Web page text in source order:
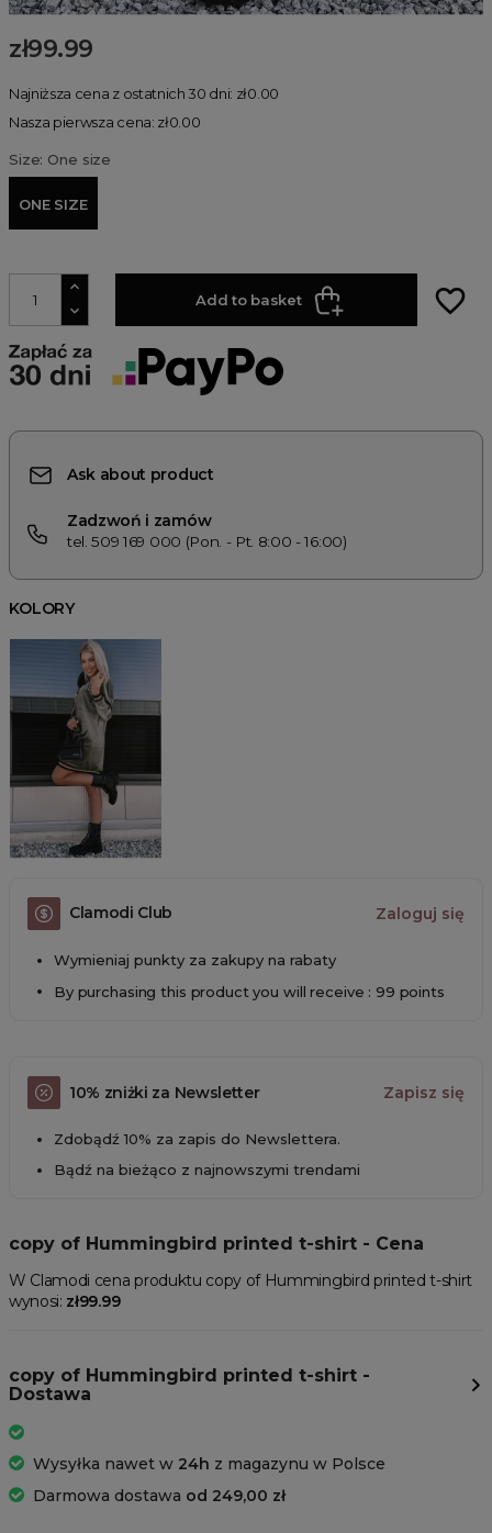
zł99.99
Najniższa cena z ostatnich 30 dni: zł0.00
Nasza pierwsza cena: zł0.00
Size: One size
ONE SIZE
Add to basket favorite_border
Ask about product
Zadzwoń i zamów
tel. 509 169 000 (Pon. - Pt. 8:00 - 16:00)
KOLORY
Clamodi Club Zaloguj się
Wymieniaj punkty za zakupy na rabaty
By purchasing this product you will receive : 99 points
10% zniżki za Newsletter Zapisz się
Zdobądź 10% za zapis do Newslettera.
Bądź na bieżąco z najnowszymi trendami
copy of Hummingbird printed t-shirt - Cena
W Clamodi cena produktu copy of Hummingbird printed t-shirt
wynosi: zł99.99
copy of Hummingbird printed t-shirt -
Dostawa
Wysyłka nawet w 24h z magazynu w Polsce
Darmowa dostawa od 249,00 zł